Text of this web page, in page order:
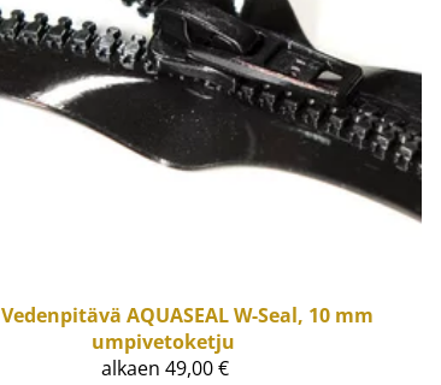
Vedenpitävä AQUASEAL W-Seal, 10 mm
umpivetoketju
alkaen 49,00 €